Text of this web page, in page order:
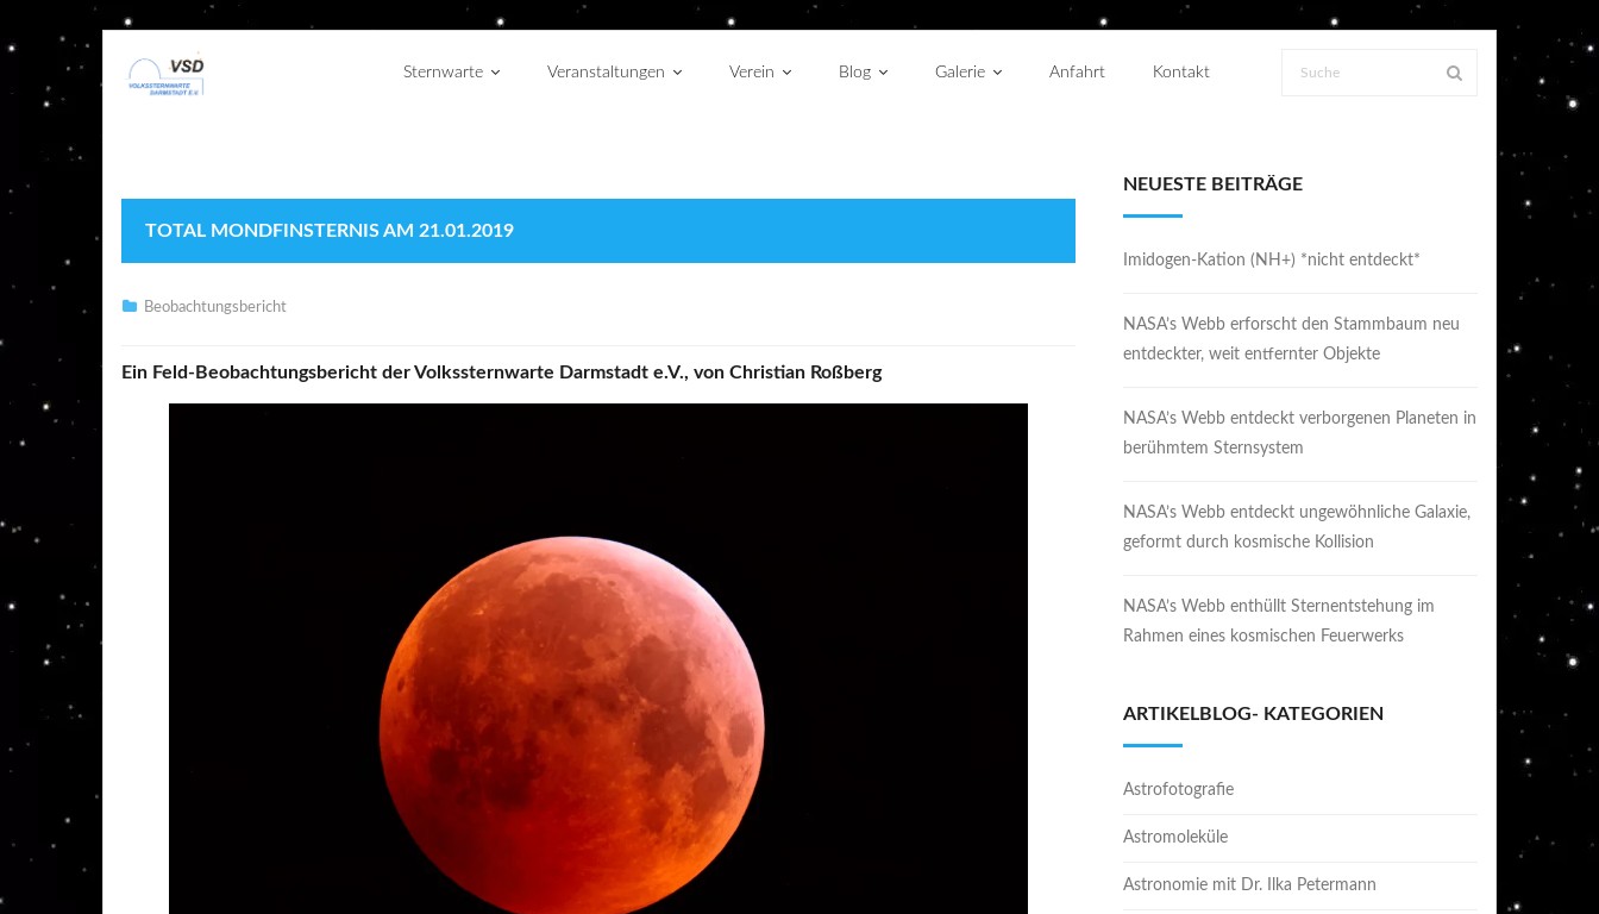
Sternwarte Veranstaltungen Verein Blog Galerie Anfahrt Kontakt
TOTAL MONDFINSTERNIS AM 21.01.2019
Beobachtungsbericht
Ein Feld-Beobachtungsbericht der Volkssternwarte Darmstadt e.V., von Christian Roßberg
NEUESTE BEITRÄGE
Imidogen-Kation (NH+) *nicht entdeckt*
NASA’s Webb erforscht den Stammbaum neu
entdeckter, weit entfernter Objekte
NASA’s Webb entdeckt verborgenen Planeten in
berühmtem Sternsystem
NASA’s Webb entdeckt ungewöhnliche Galaxie,
geformt durch kosmische Kollision
NASA’s Webb enthüllt Sternentstehung im
Rahmen eines kosmischen Feuerwerks
ARTIKELBLOG- KATEGORIEN
Astrofotografie
Astromoleküle
Astronomie mit Dr. Ilka Petermann